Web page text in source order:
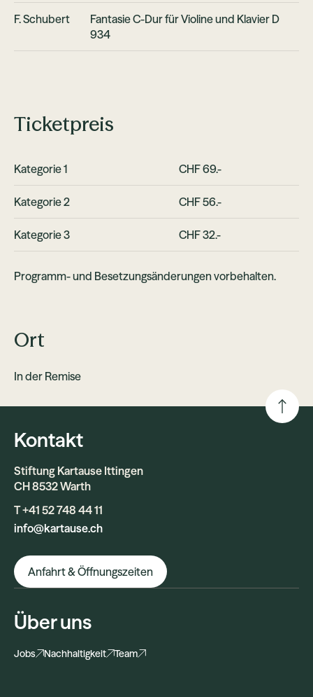
F. Schubert
Fantasie C-Dur für Violine und Klavier D
934
Ticketpreis
Kategorie 1 CHF 69.-
Kategorie 2 CHF 56.-
Kategorie 3 CHF 32.-
Programm- und Besetzungsänderungen vorbehalten.
Ort
In der Remise
Kontakt
Stiftung Kartause Ittingen
CH 8532 Warth
T +41 52 748 44 11
info@kartause.ch
Anfahrt & Öffnungszeiten
Über uns
Jobs Nachhaltigkeit Team